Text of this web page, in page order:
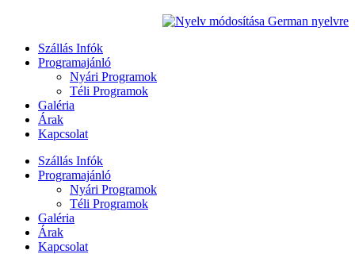
Szállás Infók
Programajánló
Nyári Programok
Téli Programok
Galéria
Árak
Kapcsolat
Szállás Infók
Programajánló
Nyári Programok
Téli Programok
Galéria
Árak
Kapcsolat